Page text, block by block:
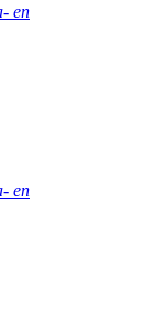
en
en